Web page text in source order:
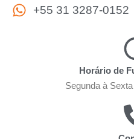
+55 31 3287-0152
Horário de
Segunda à